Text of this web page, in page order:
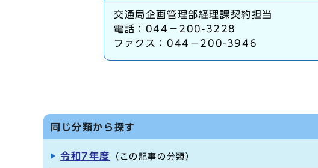
交通局企画管理部経理課契約担当
電話：044－200-3228
ファクス：044－200-3946
同じ分類から探す
令和7年度 （この記事の分類）